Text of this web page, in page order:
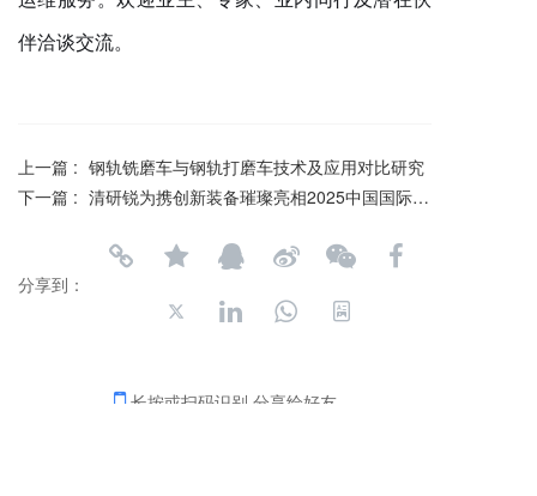
伴洽谈交流。
上一篇 : 钢轨铣磨车与钢轨打磨车技术及应用对比研究
下一篇 : 清研锐为携创新装备璀璨亮相2025中国国际城市轨道交通展览会
分享到：
长按或扫码识别 分享给好友